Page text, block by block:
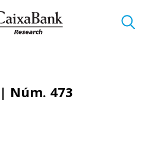
| Núm. 473